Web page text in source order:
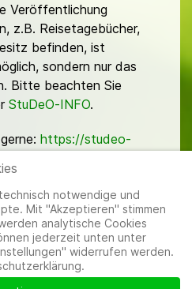
Veröffentlichung
z.B. Reisetagebücher,
befinden, ist
sondern nur das
Bitte beachten Sie
StuDeO-INFO.
https://studeo-
|Cookie-
notwendige und
Mit "Akzeptieren" stimmen
analytische Cookies
jederzeit unten unter
widerrufen werden.